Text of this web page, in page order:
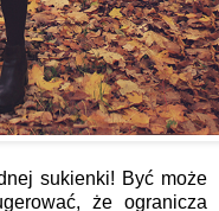
sukienki! Być może
że ogranicza